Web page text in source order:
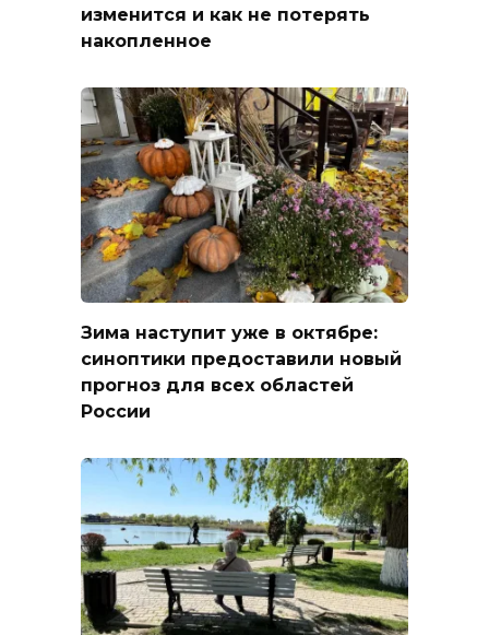
изменится и как не потерять
накопленное
Зима наступит уже в октябре:
синоптики предоставили новый
прогноз для всех областей
России